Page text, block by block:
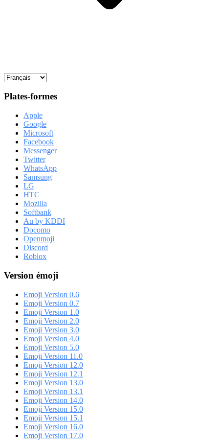
Plates-formes
Apple
Google
Microsoft
Facebook
Messenger
Twitter
WhatsApp
Samsung
LG
HTC
Mozilla
Softbank
Au by KDDI
Docomo
Openmoji
Discord
Roblox
Version émoji
Emoji Version 0.6
Emoji Version 0.7
Emoji Version 1.0
Emoji Version 2.0
Emoji Version 3.0
Emoji Version 4.0
Emoji Version 5.0
Emoji Version 11.0
Emoji Version 12.0
Emoji Version 12.1
Emoji Version 13.0
Emoji Version 13.1
Emoji Version 14.0
Emoji Version 15.0
Emoji Version 15.1
Emoji Version 16.0
Emoji Version 17.0